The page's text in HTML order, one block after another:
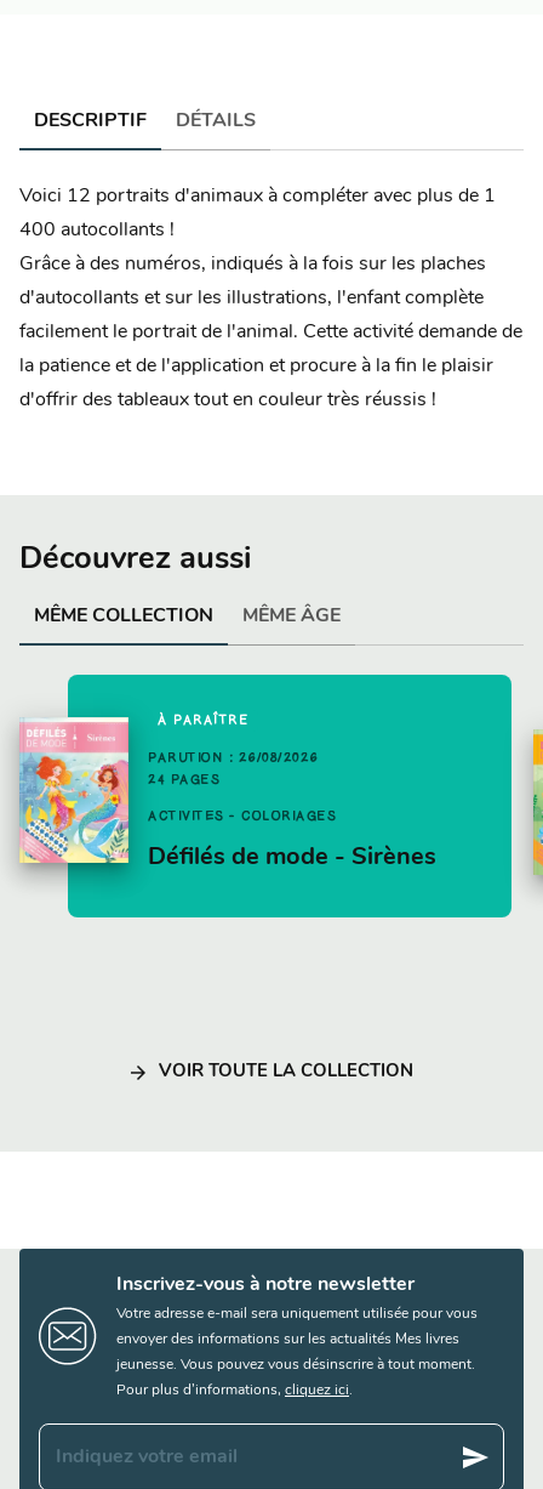
DESCRIPTIF DÉTAILS
Voici 12 portraits d'animaux à compléter avec plus de 1
400 autocollants !
Grâce à des numéros, indiqués à la fois sur les plaches
d'autocollants et sur les illustrations, l'enfant complète
facilement le portrait de l'animal. Cette activité demande de
la patience et de l'application et procure à la fin le plaisir
d'offrir des tableaux tout en couleur très réussis !
Découvrez aussi
MÊME COLLECTION MÊME ÂGE
À PARAÎTRE
PARUTION : 26/08/2026
24 PAGES
ACTIVITÉS - COLORIAGES
Défilés de mode - Sirènes
arrow_forward VOIR TOUTE LA COLLECTION
Inscrivez-vous à notre newsletter
Votre adresse e-mail sera uniquement utilisée pour vous
envoyer des informations sur les actualités Mes livres
jeunesse. Vous pouvez vous désinscrire à tout moment.
Pour plus d’informations, cliquez ici.
Indiquez votre email send